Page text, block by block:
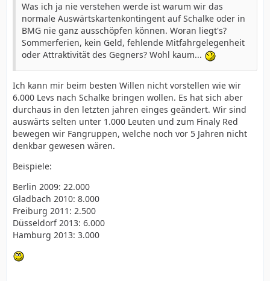
Was ich ja nie verstehen werde ist warum wir das
normale Auswärtskartenkontingent auf Schalke oder in
BMG nie ganz ausschöpfen können. Woran liegt's?
Sommerferien, kein Geld, fehlende Mitfahrgelegenheit
oder Attraktivität des Gegners? Wohl kaum...
Ich kann mir beim besten Willen nicht vorstellen wie wir
6.000 Levs nach Schalke bringen wollen. Es hat sich aber
durchaus in den letzten jahren einges geändert. Wir sind
auswärts selten unter 1.000 Leuten und zum Finaly Red
bewegen wir Fangruppen, welche noch vor 5 Jahren nicht
denkbar gewesen wären.
Beispiele:
Berlin 2009: 22.000
Gladbach 2010: 8.000
Freiburg 2011: 2.500
Düsseldorf 2013: 6.000
Hamburg 2013: 3.000